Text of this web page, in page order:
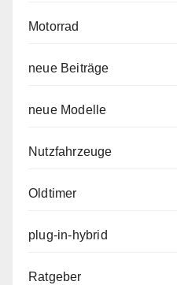
Motorrad
neue Beiträge
neue Modelle
Nutzfahrzeuge
Oldtimer
plug-in-hybrid
Ratgeber